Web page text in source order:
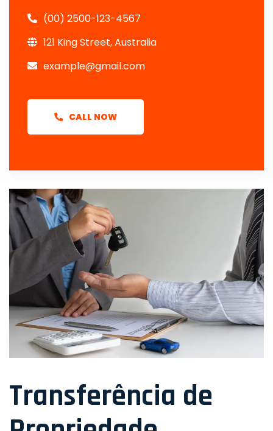
(00) 2500-123-4567
121 King Street, Australia
example@gmail.com
CALL NOW
Transferência de